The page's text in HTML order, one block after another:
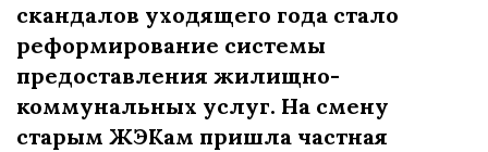
скандалов уходящего года стало
реформирование системы
предоставления жилищно-
коммунальных услуг. На смену
старым ЖЭКам пришла частная